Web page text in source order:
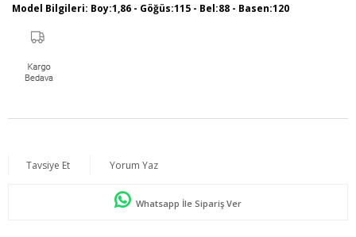
Model Bilgileri: Boy:1,86 - Göğüs:115 - Bel:88 - Basen:120
Ürün Boyu: 115 cm
Tavsiye Et Yorum Yaz
Whatsapp İle Sipariş Ver